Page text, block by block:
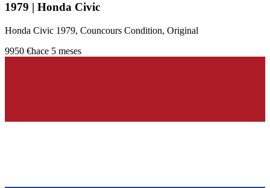
1979 | Honda Civic
Honda Civic 1979, Councours Condition, Original
9950 €hace 5 meses